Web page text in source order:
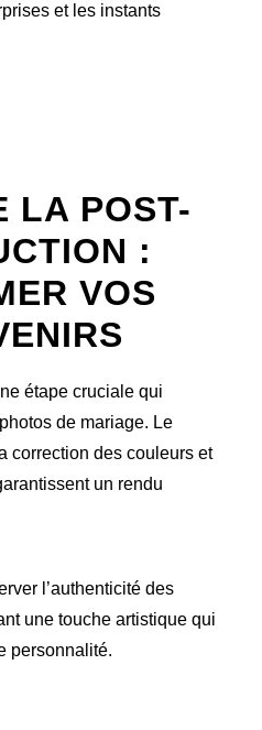
et les instants
LA POST-
:
VOS
étape cruciale qui
de mariage. Le
correction des couleurs et
un rendu
l’authenticité des
une touche artistique qui
personnalité.